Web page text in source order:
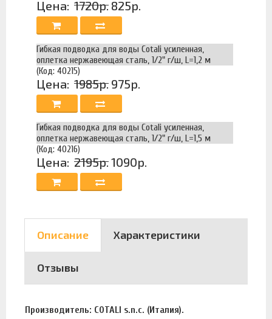
Цена: 1720р. 825р.
Гибкая подводка для воды Cotali усиленная,
оплетка нержавеющая сталь, 1/2" г/ш, L=1,2 м
(Код: 40215)
Цена: 1985р. 975р.
Гибкая подводка для воды Cotali усиленная,
оплетка нержавеющая сталь, 1/2" г/ш, L=1,5 м
(Код: 40216)
Цена: 2195р.1090р.
Описание Характеристики
Отзывы
Производитель: COTALI s.n.c. (Италия).